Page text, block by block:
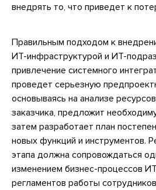
внедрять то, что приведет к
Правильным подходом к
ИТ-инфраструктурой и ИТ-
привлечение системного
проведет серьезную
основываясь на анализе
заказчика, предложит
затем разработает план
новых функций и инструментов.
этапа должна сопровождаться
изменением бизнес-процессов
регламентов работы